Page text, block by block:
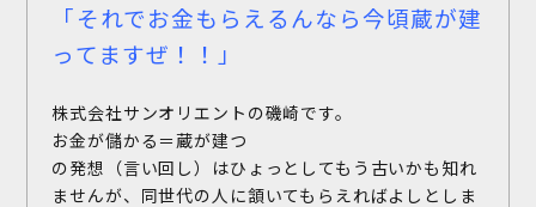
「それでお金もらえるんなら今頃蔵が建
ってますぜ！！」
株式会社サンオリエントの磯崎です。
お金が儲かる＝蔵が建つ
の発想（言い回し）はひょっとしてもう古いかも知れ
ませんが、同世代の人に頷いてもらえればよしとしま